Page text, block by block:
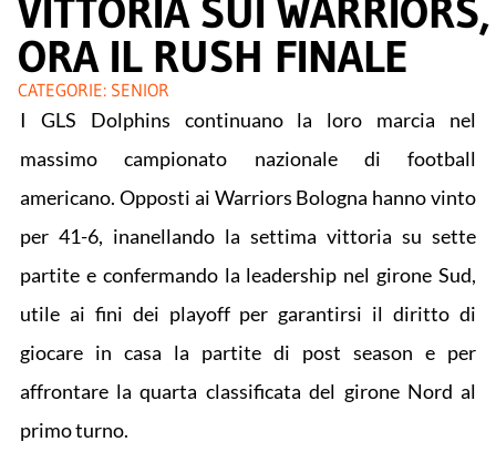
VITTORIA SUI WARRIORS,
ORA IL RUSH FINALE
CATEGORIE: SENIOR
I GLS Dolphins continuano la loro marcia nel
massimo campionato nazionale di football
americano. Opposti ai Warriors Bologna hanno vinto
per 41-6, inanellando la settima vittoria su sette
partite e confermando la leadership nel girone Sud,
utile ai fini dei playoff per garantirsi il diritto di
giocare in casa la partite di post season e per
affrontare la quarta classificata del girone Nord al
primo turno.